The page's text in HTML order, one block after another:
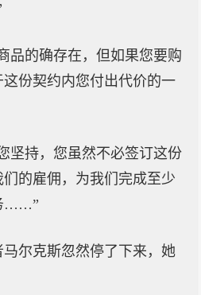
品的确存在，但如果您要购
份契约内您付出代价的一
坚持，您虽然不必签订这份
的雇佣，为我们完成至少
……”
尔克斯忽然停了下来，她